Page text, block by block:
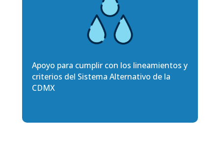
Apoyo para cumplir con los lineamientos y
criterios del Sistema Alternativo de la
CDMX